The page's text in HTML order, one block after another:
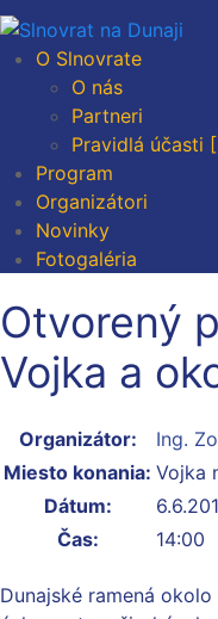
O Slnovrate
O nás
Partneri
Pravidlá účasti
Program
Organizátori
Novinky
Fotogaléria
Otvorený
Vojka a
Organizátor:
Ing.
Miesto konania: Vojka
Dátum:
Čas:
14:00
Dunajské ramená